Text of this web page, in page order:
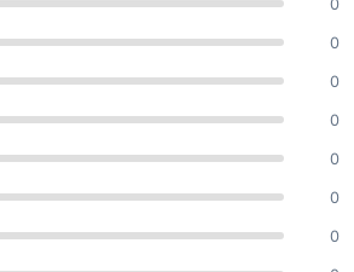
0
0
0
0
0
0
0